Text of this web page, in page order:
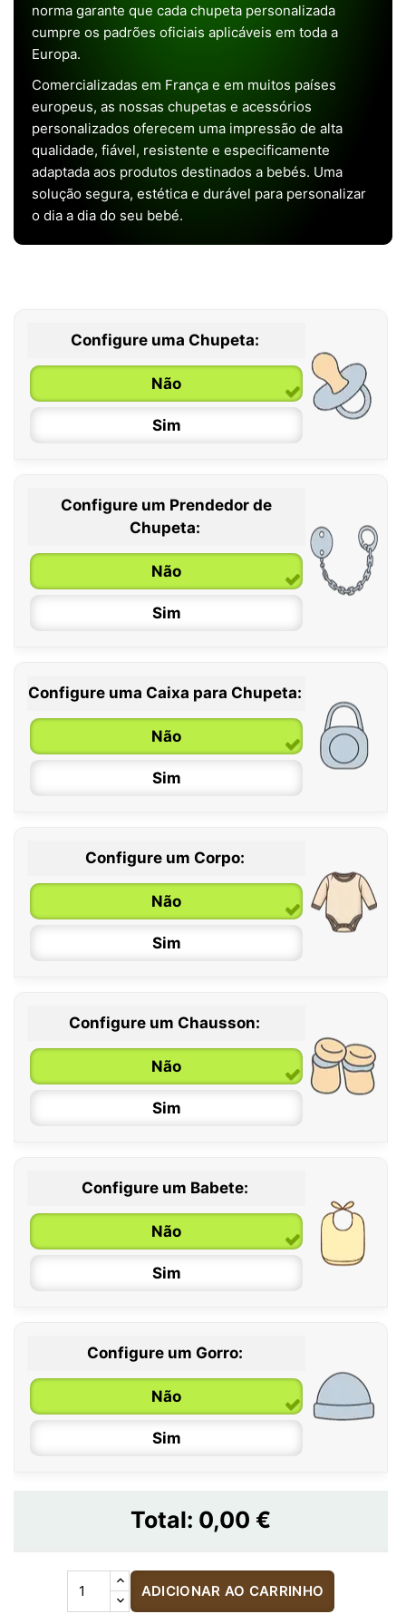
norma garante que cada chupeta personalizada
cumpre os padrões oficiais aplicáveis em toda a
Europa.
Comercializadas em França e em muitos países
europeus, as nossas chupetas e acessórios
personalizados oferecem uma impressão de alta
qualidade, fiável, resistente e especificamente
adaptada aos produtos destinados a bebés. Uma
solução segura, estética e durável para personalizar
o dia a dia do seu bebé.
Configure uma Chupeta:
Não
Sim
0 / 6 meses
6 / 36 meses
Configure um Prendedor de
Chupeta:
Não
Sim
Configure uma Caixa para Chupeta:
Não
Sim
Configure um Corpo:
Não
Sim
0 / 6 meses
6 / 12 meses
12 / 18 meses
Configure um Chausson:
Não
Sim
Configure um Babete:
Não
Sim
Configure um Gorro:
Não
Sim
Total: 0,00 €
ADICIONAR AO CARRINHO